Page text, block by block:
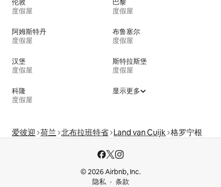
伦敦
度假屋
巴黎
度假屋
阿姆斯特丹
度假屋
布鲁塞尔
度假屋
汉堡
度假屋
斯特拉斯堡
度假屋
科隆
度假屋
显示更多
爱彼迎 荷兰 北布拉班特省 Land van Cuijk 格罗宁根
© 2026 Airbnb, Inc.
隐私
条款